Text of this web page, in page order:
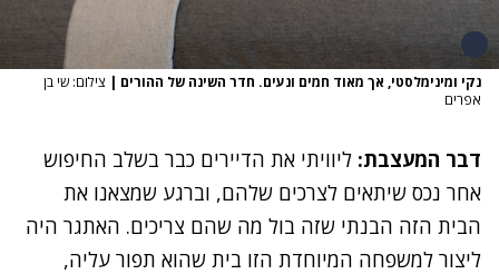
נקי ומינימלסטי, אך מאוד חמים ונעים. חדר השינה של ההורים | צילום: שי בן
אפרים
דבר המעצבת: ליוויתי את הדיירים כבר בשלב החיפוש
אחר נכס שיתאים לצרכים שלהם, וברגע שמצאנו את
הבית הזה הבנתי שזה בול מה שהם צריכים. האתגר היה
ליצור למשפחה המיוחדת הזו בית שהוא תפור עליה,